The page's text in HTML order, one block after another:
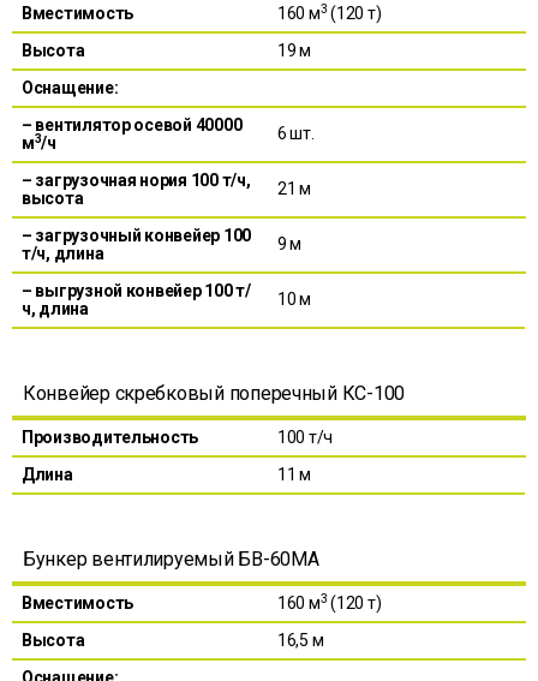
Вместимость
160 м3 (120 т)
Высота
19 м
Оснащение:
– вентилятор осевой 40000
м3/ч 6 шт.
– загрузочная нория 100 т/ч,
высота
21 м
– загрузочный конвейер 100
т/ч, длина
9 м
– выгрузной конвейер 100 т/
ч, длина
10 м
Конвейер скребковый поперечный КС-100
Производительность
100 т/ч
Длина
11 м
Бункер вентилируемый БВ-60МА
Вместимость 160 м3 (120 т)
Высота
16,5 м